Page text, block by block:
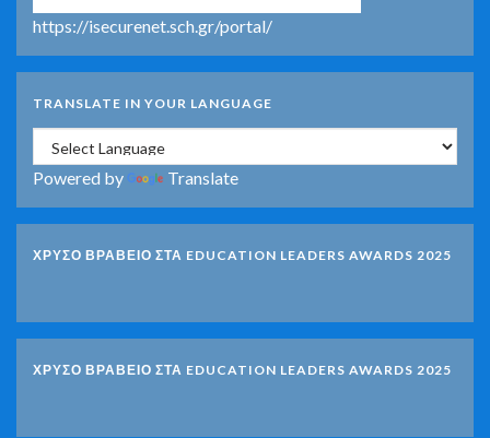
https://isecurenet.sch.gr/portal/
TRANSLATE IN YOUR LANGUAGE
Powered by Translate
ΧΡΥΣΟ ΒΡΑΒΕΙΟ ΣΤΑ EDUCATION LEADERS AWARDS 2025
ΧΡΥΣΟ ΒΡΑΒΕΙΟ ΣΤΑ EDUCATION LEADERS AWARDS 2025